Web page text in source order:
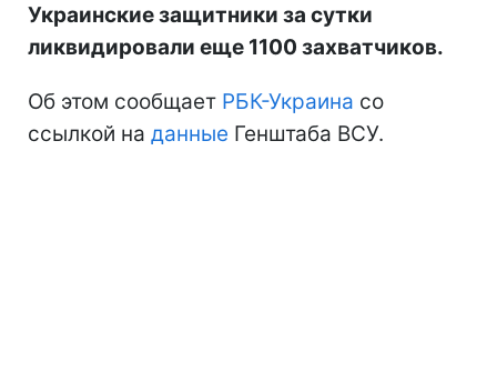
Украинские защитники за сутки
ликвидировали еще 1100 захватчиков.
Об этом сообщает РБК-Украина со
ссылкой на данные Генштаба ВСУ.